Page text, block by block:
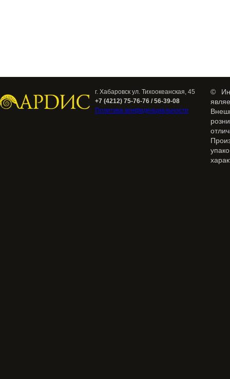
г. Хабаровск ул. Тихоокеанская, 45
+7 (4212) 75-76-76 / 56-39-08
Политика конфиденциальности
©